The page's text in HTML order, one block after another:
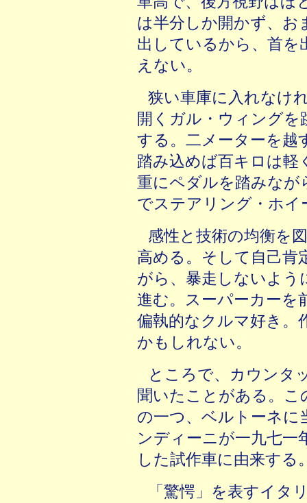
は半分しか開かず、お
出しているから、首
えない。
狭い車庫に入れなけ
開くガル・ウィングを
する。二メーターを越
踏み込めば百キロは軽
重にペダルを踏みなが
でステアリング・ホ
感性と技術の均衡を
高める。そして自己肯
がら、暴走しないよ
進む。スーパーカーを
偏執的なクルマ好き。
かもしれない。
ところで、カウンタ
聞いたことがある。
の一つ、ベルトーネに
ンディーニが一九七一
した試作車に由来する
「驚愕」を表すイタ